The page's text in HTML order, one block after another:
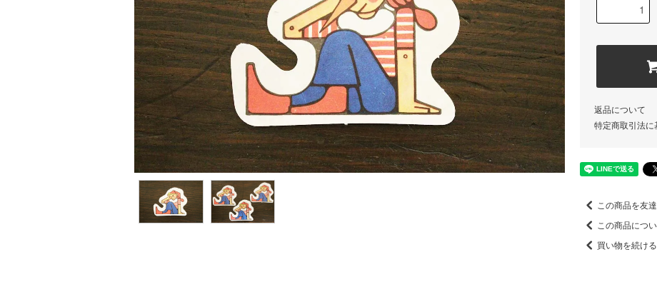
返品について
特定商取引法に
この商品を友
この商品につ
買い物を続ける